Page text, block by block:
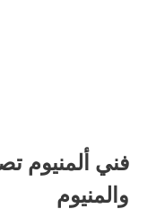
فني ألمنيوم
والمنيوم